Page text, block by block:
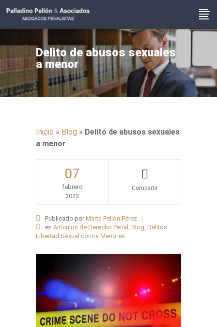
Delito de abusos sexuales
a menor
Inicio » Blog » Delito de abusos sexuales
a menor
07
febrero
2023
Publicado por Marta Pellón Pérez
en Artículos de Derecho Penal , Blog, Delitos
Libertad Sexual contra Menores